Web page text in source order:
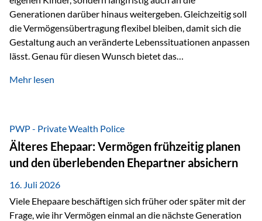
Police insbesondere für…
Generationen darüber hinaus weitergeben. Gleichzeitig soll
die Vermögensübertragung flexibel bleiben, damit sich die
Gestaltung auch an veränderte Lebenssituationen anpassen
lässt. Genau für diesen Wunsch bietet das
Vienna-Life eine interessante Lösung. Es ermöglicht,
Ausgangssituation Stellen Sie sich folgende Familie vor: Die
Großeltern haben über viele Jahre Vermögen aufgebaut. Ihr
Wunsch ist es, dieses Vermögen nicht nur den eigenen
Kindern, sondern langfristig auch den Enkeln zukommen zu…
Mehr lesen
PWP - Private Wealth Police
Älteres Ehepaar: Vermögen frühzeitig planen
und den überlebenden Ehepartner absichern
16. Juli 2026
Viele Ehepaare beschäftigen sich früher oder später mit der
Frage, wie ihr Vermögen einmal an die nächste Generation